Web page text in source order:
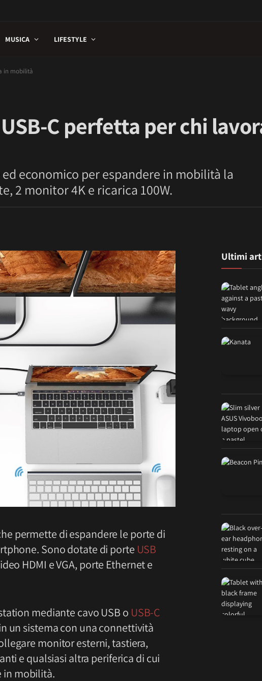
MUSICA LIFESTYLE
in mobilità
C perfetta per chi
economico per espandere in mobilità la
2 monitor 4K e ricarica 100W.
permette di espandere le porte di
Sono dotate di porte USB
HDMI e VGA, porte Ethernet e
mediante cavo USB o USB-C
un sistema con una connettività
monitor esterni, tastiera,
e qualsiasi altra periferica di cui
in mobilità.
Ultimi